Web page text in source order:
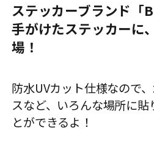
ステッカーブランド「
手がけたステッカーに
場！
防水UVカット仕様なので
スなど、いろんな場所に貼
とができるよ！